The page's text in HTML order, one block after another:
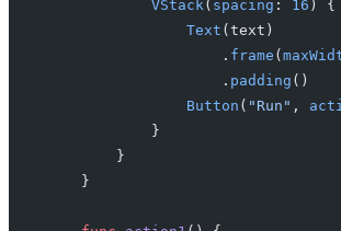
            VStack
( spacing : 16 ) {
                Text
(text)
                    .
frame (
                    .
padding ()
                Button
( "Run" ,
            }
        }
    }